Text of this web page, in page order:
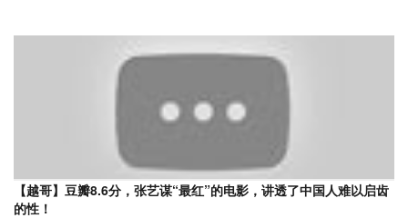
【越哥】豆瓣8.6分，张艺谋“最红”的电影，讲透了中国人难以启齿
的性！